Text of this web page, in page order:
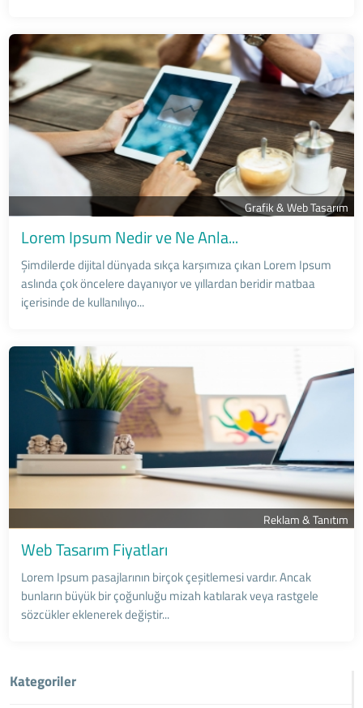
Grafik & Web Tasarım
Lorem Ipsum Nedir ve Ne Anla...
Şimdilerde dijital dünyada sıkça karşımıza çıkan Lorem Ipsum
aslında çok öncelere dayanıyor ve yıllardan beridir matbaa
içerisinde de kullanılıyo...
Reklam & Tanıtım
Web Tasarım Fiyatları
Lorem Ipsum pasajlarının birçok çeşitlemesi vardır. Ancak
bunların büyük bir çoğunluğu mizah katılarak veya rastgele
sözcükler eklenerek değiştir...
Kategoriler